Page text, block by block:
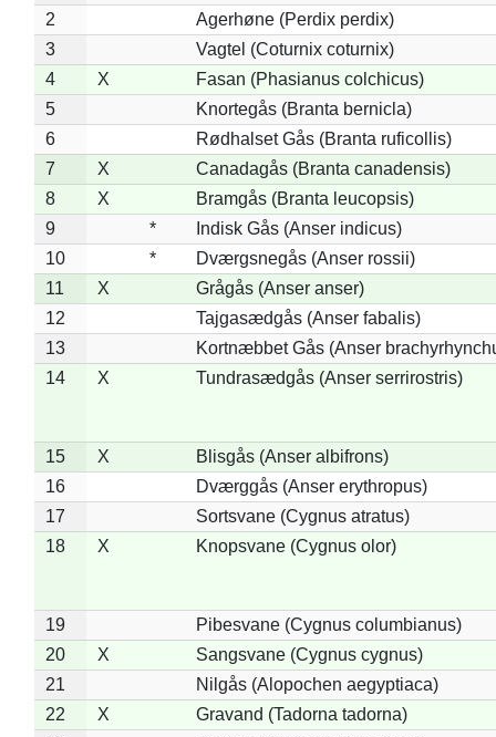
2
Agerhøne (Perdix perdix)
3
Vagtel (Coturnix coturnix)
4
X
Fasan (Phasianus colchicus)
5
Knortegås (Branta bernicla)
6
Rødhalset Gås (Branta ruficollis)
7
X
Canadagås (Branta canadensis)
8
X
Bramgås (Branta leucopsis)
9
*
Indisk Gås (Anser indicus)
10
*
Dværgsnegås (Anser rossii)
11
X
Grågås (Anser anser)
12
Tajgasædgås (Anser fabalis)
13
Kortnæbbet Gås (Anser
14
X Tundrasædgås (Anser serrirostris)
15 X
Blisgås (Anser albifrons)
16
Dværggås (Anser erythropus)
17
Sortsvane (Cygnus atratus)
18
X Knopsvane (Cygnus olor)
19
Pibesvane (Cygnus columbianus)
20
X
Sangsvane (Cygnus cygnus)
21
Nilgås (Alopochen aegyptiaca)
22
X
Gravand (Tadorna tadorna)